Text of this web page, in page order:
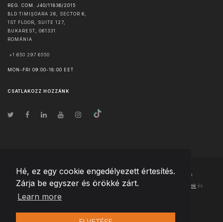
Hé, ez egy cookie engedélyezett értesítés.
Zárja be egyszer és örökké zárt.
Learn more
REG. COM. J40/11836/2015
BLD TIMIȘOARA 26, SECTOR 6,
1ST FLOOR, SUITE 127,
BUKAREST
061331
ROMÁNIA
+1 650 297 6550
MON-FRI 09:00-18:00 EET
CSATLAKOZZ HOZZÁNK
© Szerzői jog2026 Team Extension Hungary- Minden jog fenntartva
Changelog ● Ezen webhely használatával elfogadja Használati feltételek és